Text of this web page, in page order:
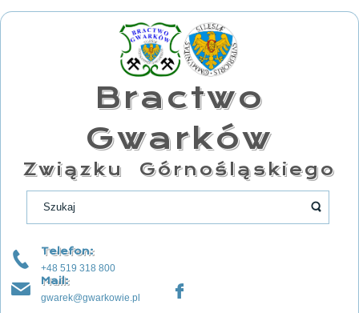
Bractwo
Gwarków
Związku Górnośląskiego
Telefon:
+48 519 318 800
Mail:
gwarek@gwarkowie.pl